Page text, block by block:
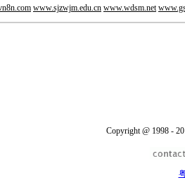
www.sjzwjm.edu.cn www.wdsm.net
Copyright @ 1998 -